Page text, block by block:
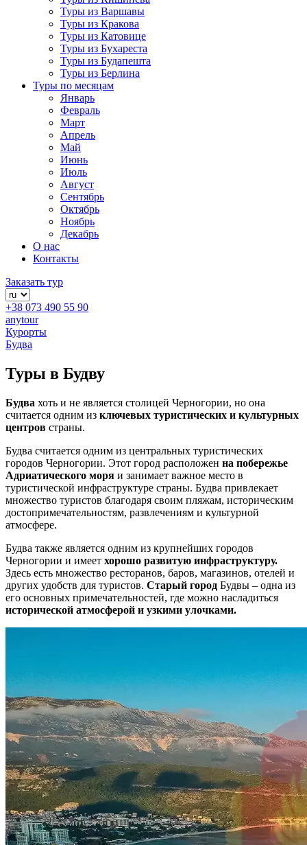
Туры из Варшавы
Туры из Кракова
Туры из Катовице
Туры из Бухареста
Туры из Будапешта
Туры из Берлина
Туры по месяцам
Январь
Февраль
Март
Апрель
Май
Июнь
Июль
Август
Сентябрь
Октябрь
Ноябрь
Декабрь
О нас
Контакты
Заказать тур
+38 073 490 55 90
anytour
Курорты
Будва
Туры в Будву
Будва хоть и не является столицей Черногории, но она
считается одним из ключевых туристических и культурных
центров страны.
Будва считается одним из центральных туристических
городов Черногории. Этот город расположен на побережье
Адриатического моря и занимает важное место в
туристической инфраструктуре страны. Будва привлекает
множество туристов благодаря своим пляжам, историческим
достопримечательностям, развлечениям и культурной
атмосфере.
Будва также является одним из крупнейших городов
Черногории и имеет хорошо развитую инфраструктуру.
Здесь есть множество ресторанов, баров, магазинов, отелей и
других удобств для туристов. Старый город Будвы – одна из
его основных примечательностей, где можно насладиться
исторической атмосферой и узкими улочками.